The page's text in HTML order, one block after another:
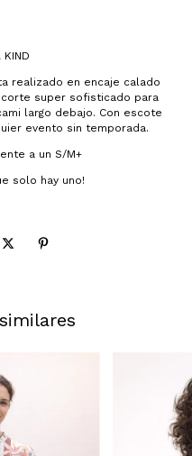
KIND
realizado en encaje calado
super sofisticado para
largo debajo. Con escote
evento sin temporada.
a un S/M+
solo hay uno!